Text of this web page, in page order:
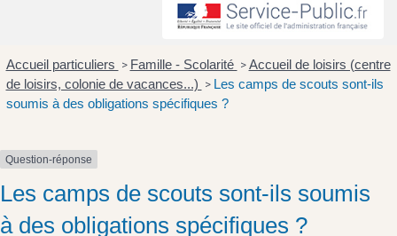
Accueil particuliers > Famille - Scolarité > Accueil de loisirs (centre
de loisirs, colonie de vacances...) > Les camps de scouts sont-ils
soumis à des obligations spécifiques ?
Question-réponse
Les camps de scouts sont-ils soumis
à des obligations spécifiques ?